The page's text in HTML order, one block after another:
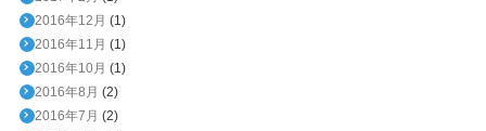
2016年12月 (1)
2016年11月 (1)
2016年10月 (1)
2016年8月 (2)
2016年7月 (2)